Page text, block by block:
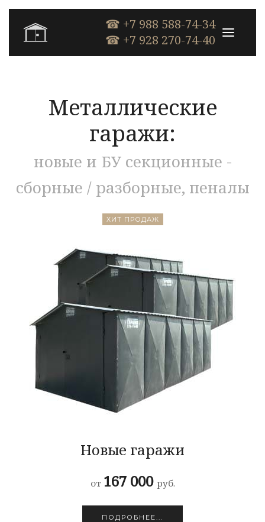
☎ +7 988 588-74-34
☎ +7 928 270-74-40
Металлические
гаражи:
новые и БУ секционные -
сборные / разборные, пеналы
ХИТ ПРОДАЖ
Новые гаражи
от 167 000 руб.
ПОДРОБНЕЕ...